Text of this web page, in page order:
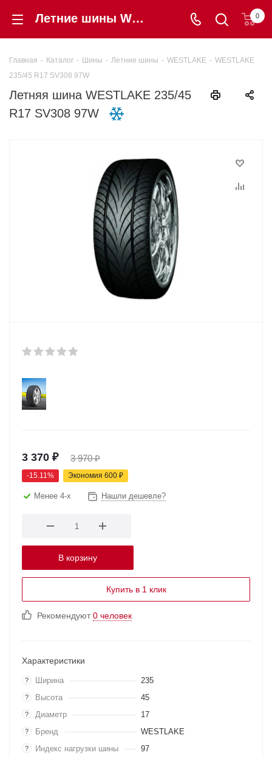
Летние шины WESTLAKE 235/45 R17 SV308 97W купить в интернет-магазине «Шинторг» в Калининграде 0
Главная - Каталог - Шины - Летние шины - WESTLAKE - WESTLAKE
235/45 R17 SV308 97W
Летняя шина WESTLAKE 235/45
R17 SV308 97W
3 370 ₽ 3 970₽
-15.11% Экономия 600 ₽
Менее 4-х Нашли дешевле?
В корзину
Купить в 1 клик
Рекомендуют0 человек
Характеристики
? Ширина 235
? Высота 45
? Диаметр 17
? Бренд WESTLAKE
? Индекс нагрузки шины 97